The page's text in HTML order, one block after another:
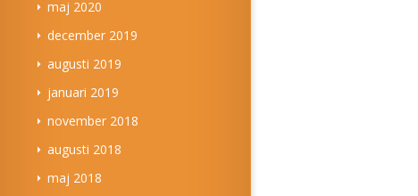
maj 2020
december 2019
augusti 2019
januari 2019
november 2018
augusti 2018
maj 2018